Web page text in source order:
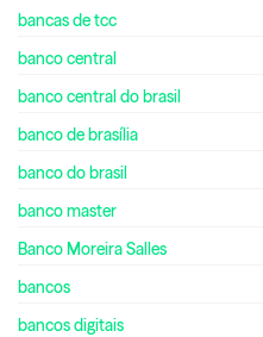
bancas de tcc
banco central
banco central do brasil
banco de brasília
banco do brasil
banco master
Banco Moreira Salles
bancos
bancos digitais